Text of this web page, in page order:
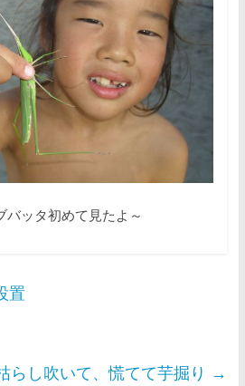
バッタ初めて見たよ～
置
らし吹いて、慌てて芋掘り →